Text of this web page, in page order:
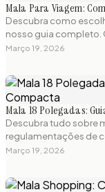
Mala Para Viagem:
Descubra como
nosso guia completo.
resistentes e
Março 19, 2026
Mala 18 Polegadas:
Descubra tudo sobre
regulamentações de
curtas e os melhores
Março 19, 2026